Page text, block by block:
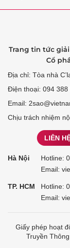
Trang tin tức
Cổ
Địa chỉ: Tòa nhà
Điện thoại: 094 388
Email:
Chịu trách nhiệm
LIÊN
Hà Nội Hotline:
Email:
TP. HCM Hotline:
Email:
Giấy phép hoạt
Truyền